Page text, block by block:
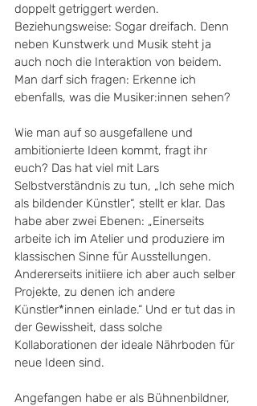
doppelt getriggert werden.
Beziehungsweise: Sogar dreifach. Denn
neben Kunstwerk und Musik steht ja
auch noch die Interaktion von beidem.
Man darf sich fragen: Erkenne ich
ebenfalls, was die Musiker:innen sehen?
Wie man auf so ausgefallene und
ambitionierte Ideen kommt, fragt ihr
euch? Das hat viel mit Lars
Selbstverständnis zu tun, „Ich sehe mich
als bildender Künstler“, stellt er klar. Das
habe aber zwei Ebenen: „Einerseits
arbeite ich im Atelier und produziere im
klassischen Sinne für Ausstellungen.
Andererseits initiiere ich aber auch selber
Projekte, zu denen ich andere
Künstler*innen einlade.“ Und er tut das in
der Gewissheit, dass solche
Kollaborationen der ideale Nährboden für
neue Ideen sind.
Angefangen habe er als Bühnenbildner,